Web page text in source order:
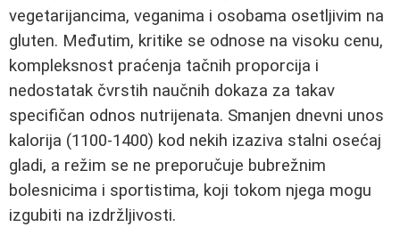
vegetarijancima, veganima i osobama osetljivim na
gluten. Međutim, kritike se odnose na visoku cenu,
kompleksnost praćenja tačnih proporcija i
nedostatak čvrstih naučnih dokaza za takav
specifičan odnos nutrijenata. Smanjen dnevni unos
kalorija (1100-1400) kod nekih izaziva stalni osećaj
gladi, a režim se ne preporučuje bubrežnim
bolesnicima i sportistima, koji tokom njega mogu
izgubiti na izdržljivosti.